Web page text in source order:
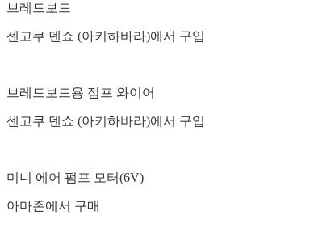
브레드보드
센고쿠 덴쇼 (아키하바라)에서 구입
브레드보드용 점프 와이어
센고쿠 덴쇼 (아키하바라)에서 구입
미니 에어 펌프 모터(6V)
아마존에서 구매